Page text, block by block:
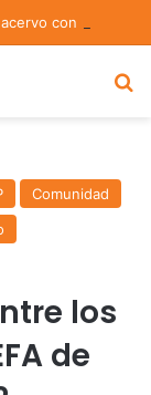
Comunidad
los
de